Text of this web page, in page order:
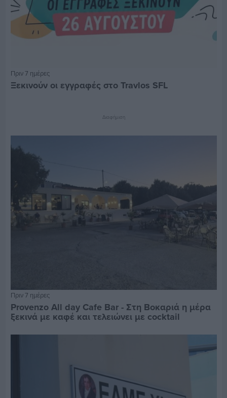
Πριν 7 ημέρες
Ξεκινούν οι εγγραφές στο Travlos SFL
Διαφήμιση
Πριν 7 ημέρες
Provenzo All day Cafe Bar - Στη Βοκαριά η μέρα
ξεκινά με καφέ και τελειώνει με cocktail